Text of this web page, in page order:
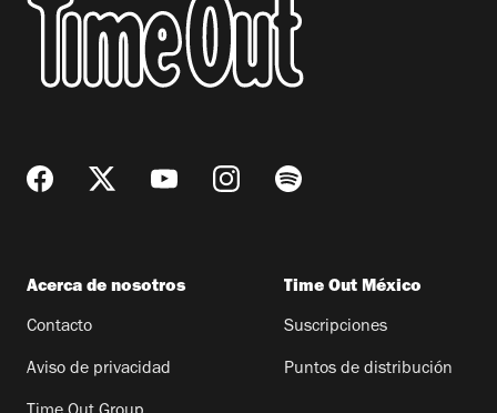
Acerca de nosotros
Contacto
Aviso de privacidad
Time Out México
Suscripciones
Puntos de distribución